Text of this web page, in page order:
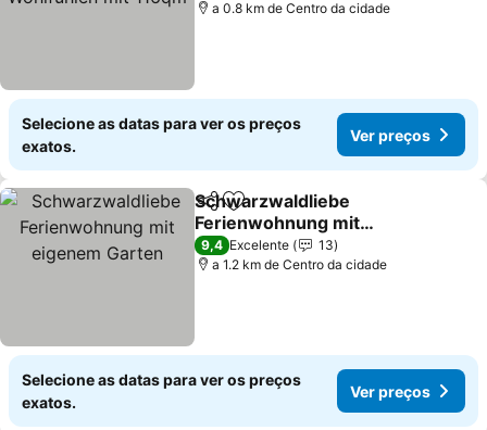
a 0.8 km de Centro da cidade
Selecione as datas para ver os preços
exatos.
Ver preços
PartilharAdicionar aos favoritos
Schwarzwaldliebe
Ferienwohnung mit
eigenem Garten
Ver preços
9,4 Excelente
13
a 1.2 km de Centro da cidade
Selecione as datas para ver os preços
exatos.
Ver preços